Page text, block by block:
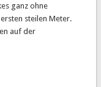
ganz ohne
steilen Meter.
auf der